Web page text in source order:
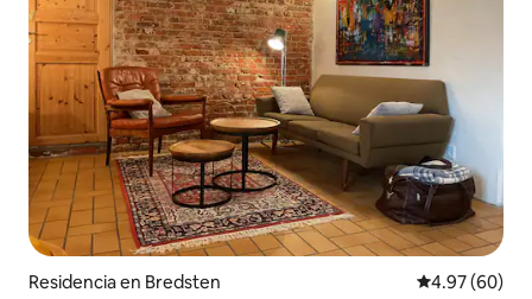
Residencia en Bredsten Calificación
4.97 (60)